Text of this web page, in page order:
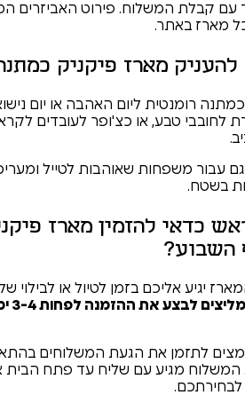
האביזרים המדויק
פיקניק כמתנה?
האהבה או יום נישואין,
לעובדים לקראת סוף
לטייל ומעריכות
מארז פיקניק
לטיול או לבילוי של סוף
אנחנו ממליצים לבצע את ההזמנה לפחות 3-4 ימי
המשלוחים בהתאם
עד פתח הבית או